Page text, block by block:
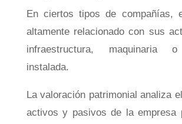
En ciertos tipos de compañías,
altamente relacionado con sus
infraestructura, maquinaria
instalada.
La valoración patrimonial analiza
activos y pasivos de la empresa